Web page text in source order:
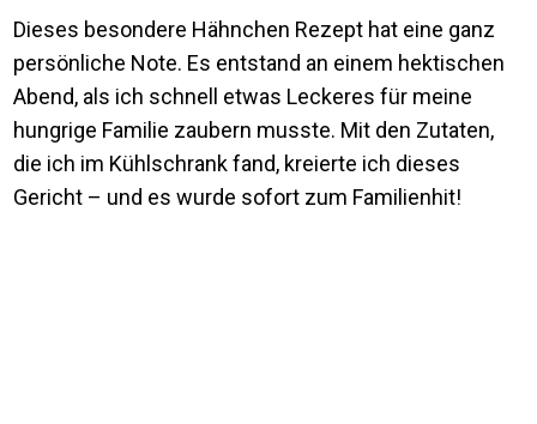
Dieses besondere Hähnchen Rezept hat eine ganz
persönliche Note. Es entstand an einem hektischen
Abend, als ich schnell etwas Leckeres für meine
hungrige Familie zaubern musste. Mit den Zutaten,
die ich im Kühlschrank fand, kreierte ich dieses
Gericht – und es wurde sofort zum Familienhit!